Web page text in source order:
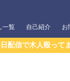
一覧 自己紹介 お
配信で木人殴って